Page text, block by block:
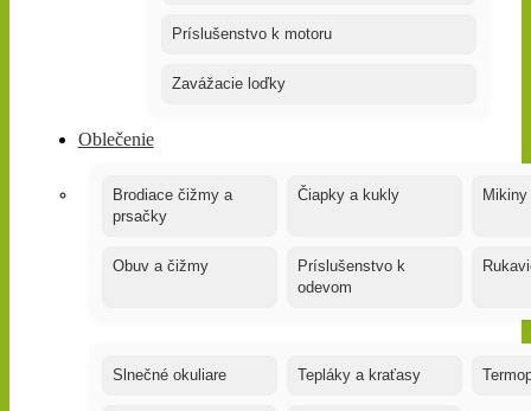
Príslušenstvo k motoru
Zavážacie loďky
Oblečenie
Brodiace čižmy a
prsačky
Čiapky a kukly Mikiny
Obuv a čižmy
Príslušenstvo k
odevom
Slnečné okuliare Tepláky a kraťasy